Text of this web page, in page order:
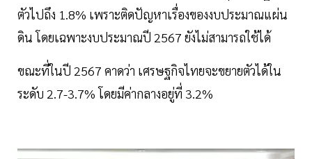
ตัวไปถึง 1.8% เพราะติดปัญหาเรื่องของงบประมาณแผ่น
ดิน โดยเฉพาะงบประมาณปี 2567 ยังไม่สามารถใช้ได้
ขณะที่ในปี 2567 คาดว่า เศรษฐกิจไทยจะขยายตัวได้ใน
ระดับ 2.7-3.7% โดยมีค่ากลางอยู่ที่ 3.2%